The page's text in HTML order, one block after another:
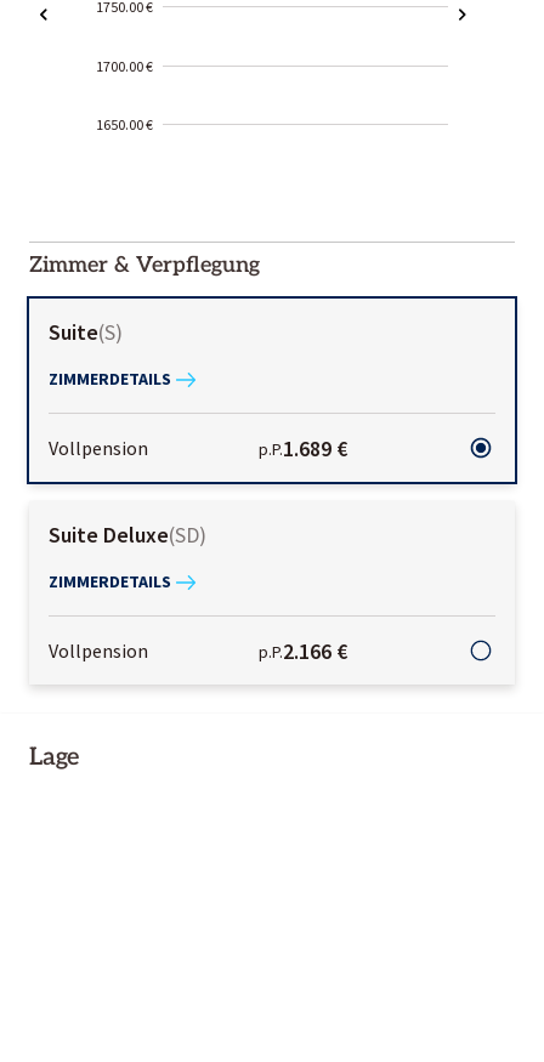
1750.00 €
1700.00 €
1650.00 €
01-02
Zimmer & Verpflegung
Suite(S)
ZIMMERDETAILS
Vollpension p.P.1.689 €
Suite Deluxe(SD)
ZIMMERDETAILS
Vollpension p.P.2.166 €
Lage